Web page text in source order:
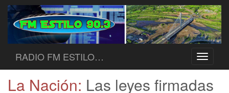
Toggle
RADIO FM ESTILO…
La Nación: Las leyes firmadas